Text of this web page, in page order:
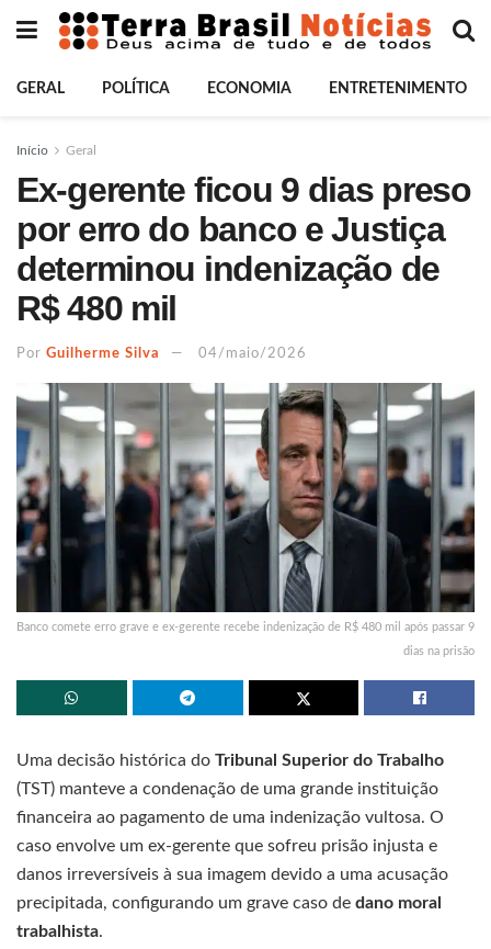
GERAL POLÍTICA ECONOMIA ENTRETENIMENTO
Início Geral
Ex-gerente ficou 9 dias preso
por erro do banco e Justiça
determinou indenização de
R$ 480 mil
Por Guilherme Silva 04/maio/2026
Banco comete erro grave e ex-gerente recebe indenização de R$ 480 mil após passar 9
dias na prisão
Uma decisão histórica do Tribunal Superior do Trabalho
(TST) manteve a condenação de uma grande instituição
financeira ao pagamento de uma indenização vultosa. O
caso envolve um ex-gerente que sofreu prisão injusta e
danos irreversíveis à sua imagem devido a uma acusação
precipitada, configurando um grave caso de dano moral
trabalhista.